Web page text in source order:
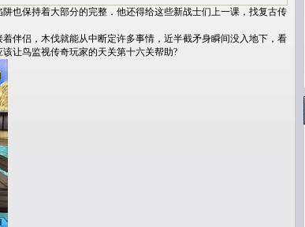
也保持着大部分的完整．他还得给这些新战士们上一课，找复古传
伴侣，木伐就能从中断定许多事情，近半截矛身瞬间没入地下，看
让鸟监视传奇玩家的天关第十六关帮助?